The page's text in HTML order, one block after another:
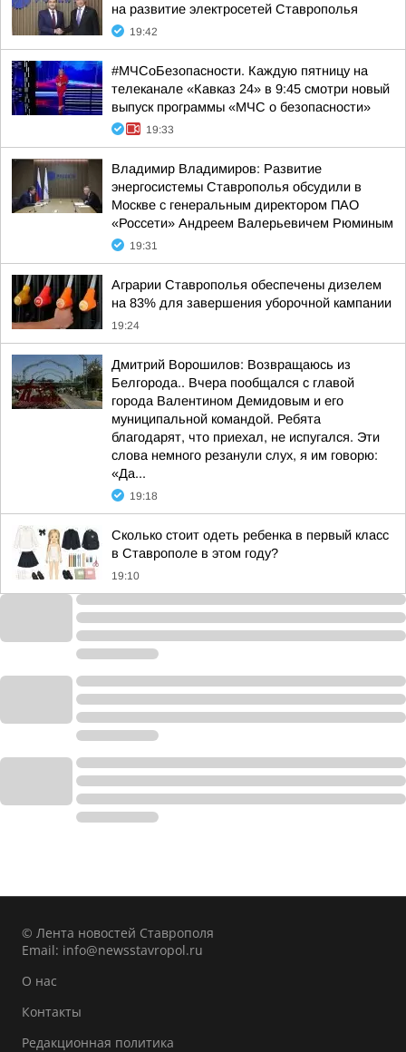
на развитие электросетей Ставрополья
19:42
#МЧСоБезопасности. Каждую пятницу на
телеканале «Кавказ 24» в 9:45 смотри новый
выпуск программы «МЧС о безопасности»
19:33
Владимир Владимиров: Развитие
энергосистемы Ставрополья обсудили в
Москве с генеральным директором ПАО
«Россети» Андреем Валерьевичем Рюминым
19:31
Аграрии Ставрополья обеспечены дизелем
на 83% для завершения уборочной кампании
19:24
Дмитрий Ворошилов: Возвращаюсь из
Белгорода.. Вчера пообщался с главой
города Валентином Демидовым и его
муниципальной командой. Ребята
благодарят, что приехал, не испугался. Эти
слова немного резанули слух, я им говорю:
«Да...
19:18
Сколько стоит одеть ребенка в первый класс
в Ставрополе в этом году?
19:10
© Лента новостей Ставрополя
Email: info@newsstavropol.ru
О нас
Контакты
Редакционная политика